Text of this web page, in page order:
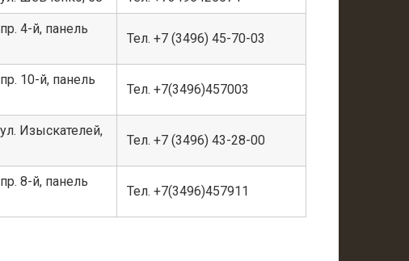
4-й, панель
Тел. +7 (3496) 45-70-03
10-й, панель
Тел. +7(3496)457003
Изыскателей,
Тел. +7 (3496) 43-28-00
8-й, панель
Тел. +7(3496)457911